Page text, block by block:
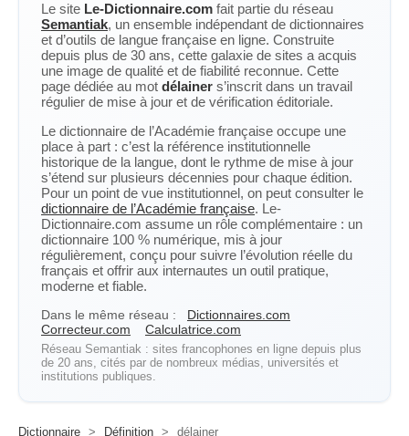
Le site Le-Dictionnaire.com fait partie du réseau
Semantiak, un ensemble indépendant de dictionnaires
et d’outils de langue française en ligne. Construite
depuis plus de 30 ans, cette galaxie de sites a acquis
une image de qualité et de fiabilité reconnue. Cette
page dédiée au mot délainer s’inscrit dans un travail
régulier de mise à jour et de vérification éditoriale.
Le dictionnaire de l’Académie française occupe une
place à part : c’est la référence institutionnelle
historique de la langue, dont le rythme de mise à jour
s’étend sur plusieurs décennies pour chaque édition.
Pour un point de vue institutionnel, on peut consulter le
dictionnaire de l’Académie française. Le-
Dictionnaire.com assume un rôle complémentaire : un
dictionnaire 100 % numérique, mis à jour
régulièrement, conçu pour suivre l’évolution réelle du
français et offrir aux internautes un outil pratique,
moderne et fiable.
Dans le même réseau :
Dictionnaires.com
Correcteur.com
Calculatrice.com
Réseau Semantiak : sites francophones en ligne depuis plus
de 20 ans, cités par de nombreux médias, universités et
institutions publiques.
Dictionnaire > Définition > délainer